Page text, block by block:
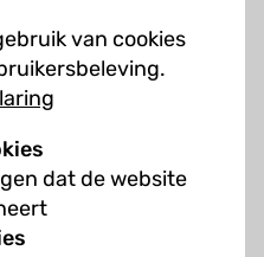
van cookies
dat de website